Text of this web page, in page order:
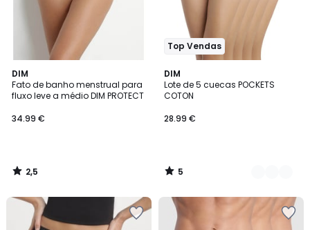
DIM
Fato de banho menstrual para
fluxo leve a médio DIM PROTECT
34.99 €
2,5
/ 5
2,5
/
Top Vendas
DIM
Lote de 5 cuecas POCKETS
COTON
28.99 €
5
/
5
2
Cores
5
/